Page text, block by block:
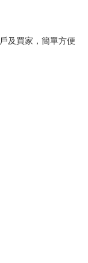
及買家，簡單方便